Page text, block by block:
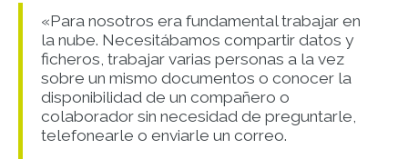
«Para nosotros era fundamental trabajar en
la nube. Necesitábamos compartir datos y
ficheros, trabajar varias personas a la vez
sobre un mismo documentos o conocer la
disponibilidad de un compañero o
colaborador sin necesidad de preguntarle,
telefonearle o enviarle un correo.